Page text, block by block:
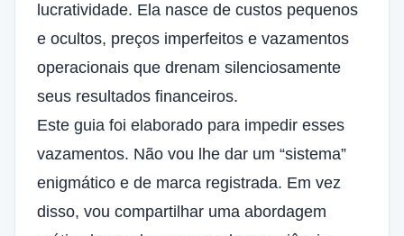
lucratividade. Ela nasce de custos pequenos
e ocultos, preços imperfeitos e vazamentos
operacionais que drenam silenciosamente
seus resultados financeiros.
Este guia foi elaborado para impedir esses
vazamentos. Não vou lhe dar um “sistema”
enigmático e de marca registrada. Em vez
disso, vou compartilhar uma abordagem